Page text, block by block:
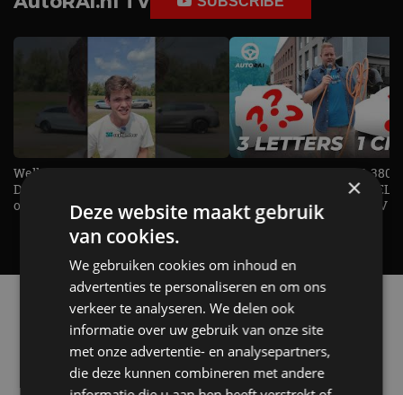
Welke elektrische auto past bij jou?
De EV Experience geeft antwoord
op je vraag! - AutoRAI TV
1.500 KG Trekgewicht & 380
elektrische pk's, maar
AUTO is het? - AutoRAI TV
Alle automerken
Selecteer een merk voor meer informatie, modellen
en alle nieuwsberichten
×
Deze website maakt gebruik
van cookies.
We gebruiken cookies om inhoud en
advertenties te personaliseren en om ons
verkeer te analyseren. We delen ook
informatie over uw gebruik van onze site
met onze advertentie- en analysepartners,
die deze kunnen combineren met andere